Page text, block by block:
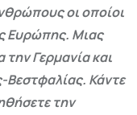
οι οποίοι
Ευρώπης. Μιας
την Γερμανία και
Βεστφαλίας. Κάντε
την